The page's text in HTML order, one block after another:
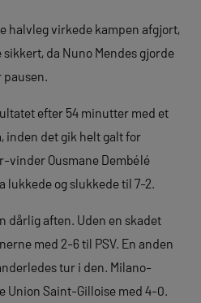
halvleg virkede kampen afgjort,
da Nuno Mendes gjorde
efter 54 minutter med et
inden det gik helt galt for
vinder Ousmane Dembélé
og slukkede til 7-2.
dårlig aften. Uden en skadet
med 2-6 til PSV. En anden
tur i den. Milano-
Union Saint-Gilloise med 4-0.